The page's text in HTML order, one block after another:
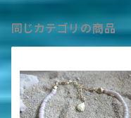
同じカテゴリの商品